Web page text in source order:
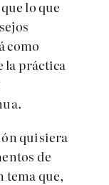
lo que
como
la práctica
quisiera
de
tema que,